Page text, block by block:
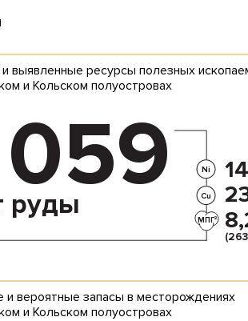
выявленные ресурсы полезных
и Кольском полуостровах
руды
Ni
МПГ2
Cu
и вероятные запасы в месторождениях
и Кольском полуостровах